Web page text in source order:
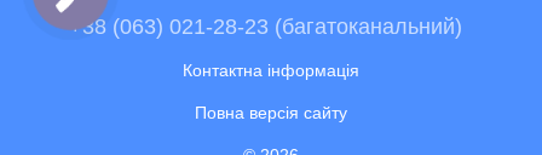
+38 (063) 021-28-23 (багатоканальний)
Контактна інформація
Повна версія сайту